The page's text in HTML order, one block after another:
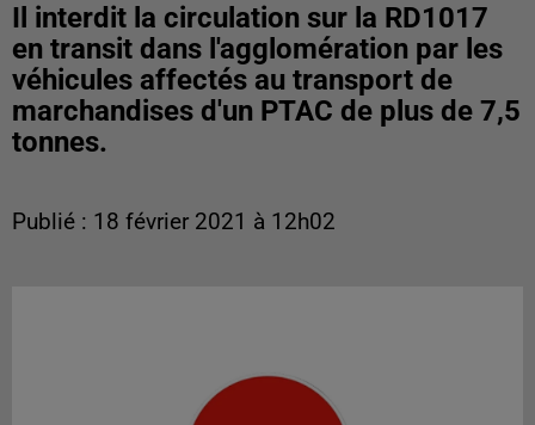
Il interdit la circulation sur la RD1017
en transit dans l'agglomération par les
véhicules affectés au transport de
marchandises d'un PTAC de plus de 7,5
tonnes.
Publié : 18 février 2021 à 12h02